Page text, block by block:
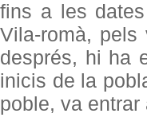
fins a les
Vila-romà,
després, hi ha
inicis de la
poble, va entrar